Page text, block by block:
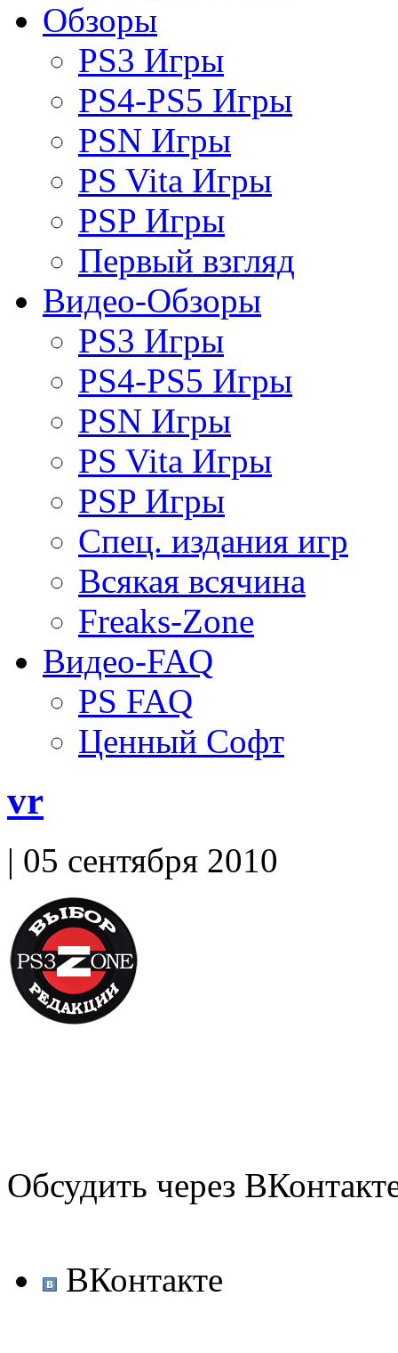
Обзоры
PS3 Игры
PS4-PS5 Игры
PSN Игры
PS Vita Игры
PSP Игры
Первый взгляд
Видео-Обзоры
PS3 Игры
PS4-PS5 Игры
PSN Игры
PS Vita Игры
PSP Игры
Спец. издания игр
Всякая всячина
Freaks-Zone
Видео-FAQ
PS FAQ
Ценный Софт
vr
| 05 сентября 2010
Обсудить через
ВКонтакте